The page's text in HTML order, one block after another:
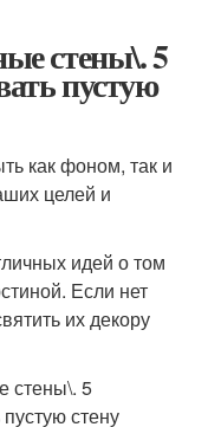
стены\. 5
пустую
как фоном, так и
целей и
идей о том
Если нет
их декору